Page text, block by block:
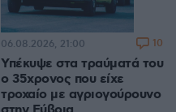
Υπέκυψε στα τραύματά του
ο 35χρονος που είχε
τροχαίο με αγριογούρουνο
06.08.2026, 21:00 10